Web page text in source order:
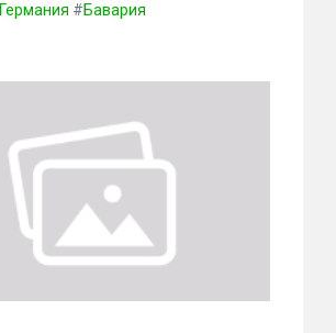
Германия #Бавария